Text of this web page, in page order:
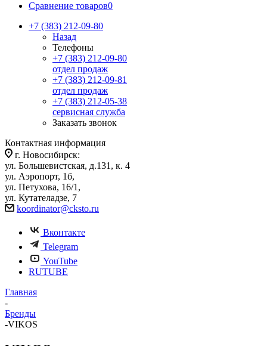
Сравнение товаров0
+7 (383) 212-09-80
Назад
Телефоны
+7 (383) 212-09-80
отдел продаж
+7 (383) 212-09-81
отдел продаж
+7 (383) 212-05-38
сервисная служба
Заказать звонок
Контактная информация
г. Новосибирск:
ул. Большевистская, д.131, к. 4
ул. Аэропорт, 1б,
ул. Петухова, 16/1,
ул. Кутателадзе, 7
koordinator@cksto.ru
Вконтакте
Telegram
YouTube
RUTUBE
Главная
-
Бренды
-VIKOS